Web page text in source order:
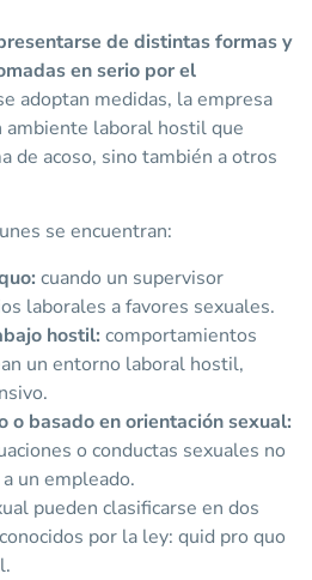
de distintas formas y
en serio por el
adoptan medidas, la empresa
laboral hostil que
de acoso, sino también a otros
se encuentran:
cuando un supervisor
laborales a favores sexuales.
hostil: comportamientos
un entorno laboral hostil,
o basado en orientación sexual:
o conductas sexuales no
un empleado.
pueden clasificarse en dos
por la ley: quid pro quo